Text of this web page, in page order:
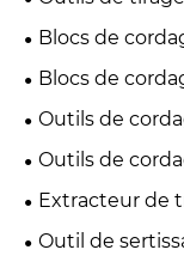
Blocs de
Blocs de
Outils de
Outils de
Extracteur de
Outil de